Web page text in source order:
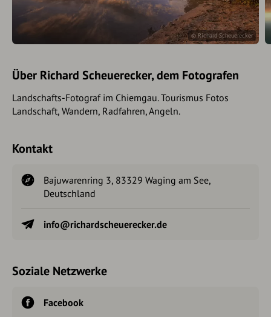
© Richard Scheuerecker
Über Richard Scheuerecker, dem Fotografen
Landschafts-Fotograf im Chiemgau. Tourismus Fotos
Landschaft, Wandern, Radfahren, Angeln.
Kontakt
Bajuwarenring 3, 83329 Waging am See,
Deutschland
info@richardscheuerecker.de
Soziale Netzwerke
Facebook